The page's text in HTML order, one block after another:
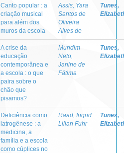
Canto popular : a
criação musical
para além dos
muros da escola
Assis, Yara
Santos de
Oliveira
Alves de
Tunes,
A crise da
educação
contemporânea e
a escola : o que
paira sobre o
chão que
pisamos?
Mundim
Neto,
Janine de
Fátima
Tunes,
Deficiência como
iatrogênese : a
medicina, a
família e a escola
como cúplices no
Raad, Ingrid
Lilian Fuhr
Tunes,